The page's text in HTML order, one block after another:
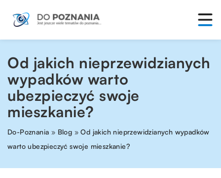
Od jakich nieprzewidzianych
wypadków warto
ubezpieczyć swoje
mieszkanie?
Do-Poznania » Blog »Od jakich nieprzewidzianych wypadków
warto ubezpieczyć swoje mieszkanie?